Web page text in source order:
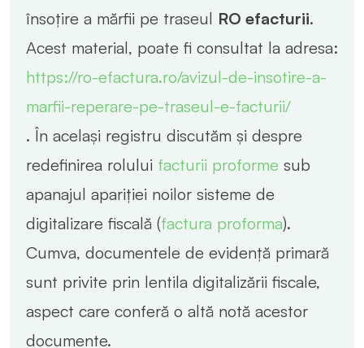
însoțire a mărfii pe traseul RO efacturii.
Acest material, poate fi consultat la adresa:
https://ro-efactura.ro/avizul-de-insotire-a-
marfii-reperare-pe-traseul-e-facturii/
. În același registru discutăm și despre
redefinirea rolului facturii proforme sub
apanajul apariției noilor sisteme de
digitalizare fiscală (factura proforma).
Cumva, documentele de evidență primară
sunt privite prin lentila digitalizării fiscale,
aspect care conferă o altă notă acestor
documente.